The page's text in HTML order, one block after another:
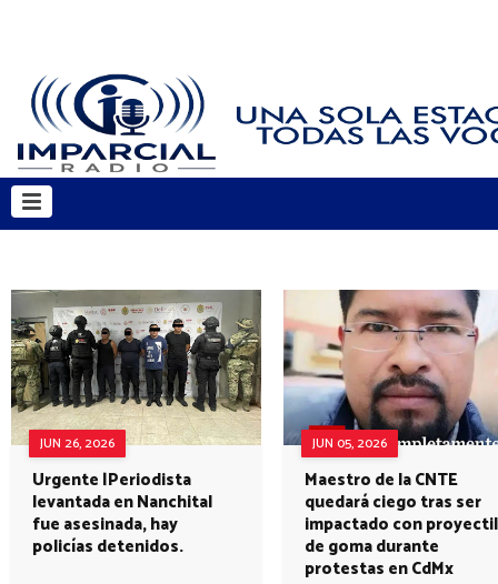
JUN 26, 2026
Urgente |Periodista
levantada en Nanchital
fue asesinada, hay
policías detenidos.
JUN 05, 2026
Maestro de la CNTE
quedará ciego tras ser
impactado con proyectil
de goma durante
protestas en CdMx